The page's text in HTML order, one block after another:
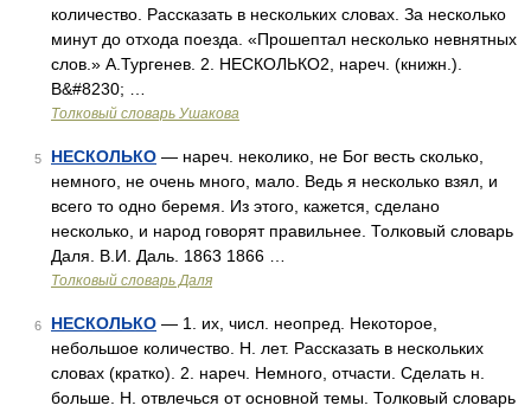
количество. Рассказать в нескольких словах. За несколько
минут до отхода поезда. «Прошептал несколько невнятных
слов.» А.Тургенев. 2. НЕСКОЛЬКО2, нареч. (книжн.).
В&#8230; …
Толковый словарь Ушакова
5 НЕСКОЛЬКО — нареч. неколико, не Бог весть сколько,
немного, не очень много, мало. Ведь я несколько взял, и
всего то одно беремя. Из этого, кажется, сделано
несколько, и народ говорят правильнее. Толковый словарь
Даля. В.И. Даль. 1863 1866 …
Толковый словарь Даля
6 НЕСКОЛЬКО — 1. их, числ. неопред. Некоторое,
небольшое количество. Н. лет. Рассказать в нескольких
словах (кратко). 2. нареч. Немного, отчасти. Сделать н.
больше. Н. отвлечься от основной темы. Толковый словарь